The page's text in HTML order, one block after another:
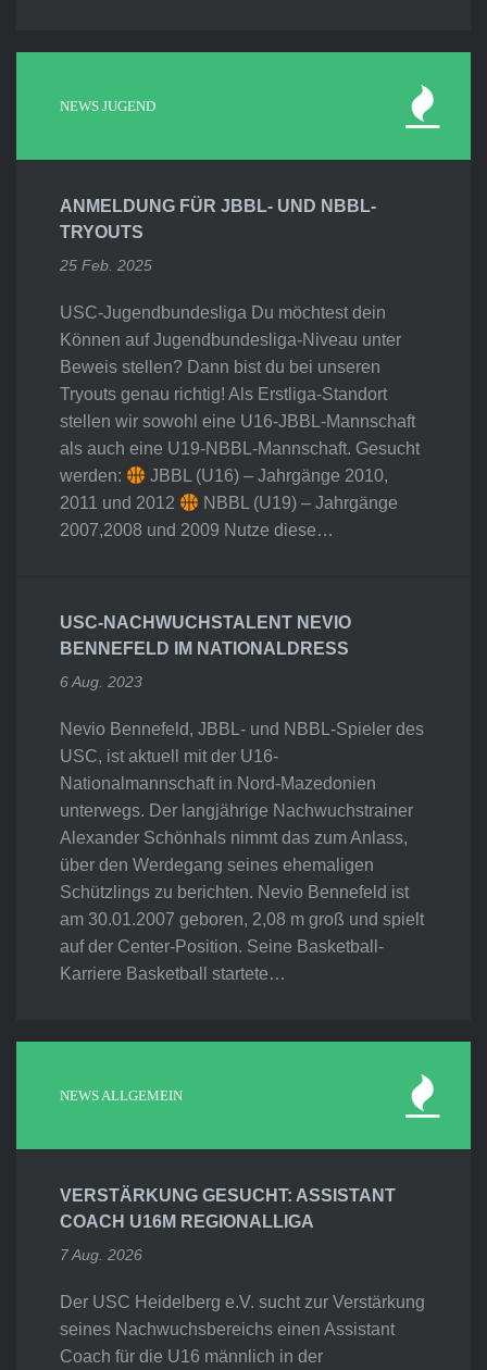
NEWS JUGEND
ANMELDUNG FÜR JBBL- UND NBBL-
TRYOUTS
25 Feb. 2025
USC-Jugendbundesliga Du möchtest dein
Können auf Jugendbundesliga-Niveau unter
Beweis stellen? Dann bist du bei unseren
Tryouts genau richtig! Als Erstliga-Standort
stellen wir sowohl eine U16-JBBL-Mannschaft
als auch eine U19-NBBL-Mannschaft. Gesucht
werden:
JBBL (U16) – Jahrgänge 2010,
2011 und 2012
NBBL (U19) – Jahrgänge
2007,2008 und 2009 Nutze diese…
USC-NACHWUCHSTALENT NEVIO
BENNEFELD IM NATIONALDRESS
6 Aug. 2023
Nevio Bennefeld, JBBL- und NBBL-Spieler des
USC, ist aktuell mit der U16-
Nationalmannschaft in Nord-Mazedonien
unterwegs. Der langjährige Nachwuchstrainer
Alexander Schönhals nimmt das zum Anlass,
über den Werdegang seines ehemaligen
Schützlings zu berichten. Nevio Bennefeld ist
am 30.01.2007 geboren, 2,08 m groß und spielt
auf der Center-Position. Seine Basketball-
Karriere Basketball startete…
NEWS ALLGEMEIN
VERSTÄRKUNG GESUCHT: ASSISTANT
COACH U16M REGIONALLIGA
7 Aug. 2026
Der USC Heidelberg e.V. sucht zur Verstärkung
seines Nachwuchsbereichs einen Assistant
Coach für die U16 männlich in der